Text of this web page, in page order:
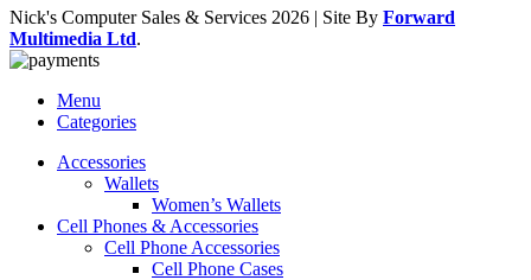
Nick's Computer Sales & Services 2026 | Site By Forward
Multimedia Ltd.
Menu
Categories
Accessories
Wallets
Women’s Wallets
Cell Phones & Accessories
Cell Phone Accessories
Cell Phone Cases